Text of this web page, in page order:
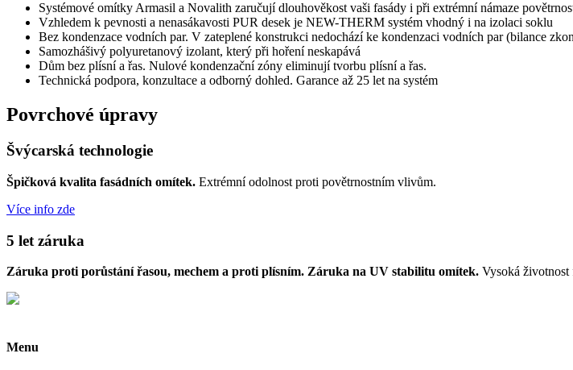
Systémové omítky Armasil a Novalith zaručují dlouhověkost vaši fasády i při extrémní námaze
Vzhledem k pevnosti a nenasákavosti PUR desek je NEW-THERM systém vhodný i na izolaci soklu
Bez kondenzace vodních par. V zateplené konstrukci nedochází ke kondenzaci vodních par (bilance
Samozhášivý polyuretanový izolant, který při hoření neskapává
Dům bez plísní a řas. Nulové kondenzační zóny eliminují tvorbu plísní a řas.
Technická podpora, konzultace a odborný dohled. Garance až 25 let na systém
Povrchové úpravy
Švýcarská technologie
Špičková kvalita fasádních omítek. Extrémní odolnost proti povětrnostním vlivům.
Více info zde
5 let záruka
Záruka proti porůstání řasou, mechem a proti plísním. Záruka na UV stabilitu omítek. Vysoká životnost
Menu